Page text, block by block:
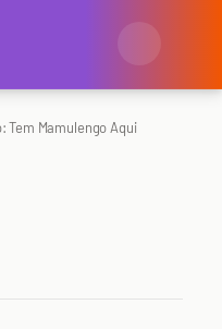
Tem Mamulengo Aqui